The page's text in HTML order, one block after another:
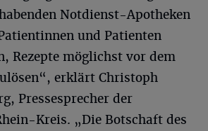
Notdienst-Apotheken
und Patienten
Rezepte möglichst vor dem
erklärt Christoph
Pressesprecher der
Kreis. „Die Botschaft des